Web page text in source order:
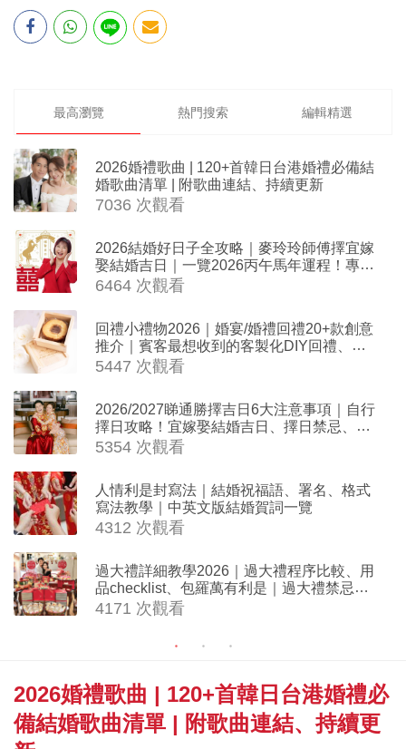
最高瀏覽 熱門搜索 編輯精選
2026婚禮歌曲 | 120+首韓日台港婚禮必備結
婚歌曲清單 | 附歌曲連結、持續更新
7036 次觀看
2026結婚好日子全攻略｜麥玲玲師傅擇宜嫁
娶結婚吉日｜一覽2026丙午馬年運程！專業
擇日結婚+避開沖煞生肖指南
6464 次觀看
回禮小禮物2026｜婚宴/婚禮回禮20+款創意
推介｜賓客最想收到的客製化DIY回禮、姊
妹禮物（持續更新）
5447 次觀看
2026/2027睇通勝擇吉日6大注意事項｜自行
擇日攻略！宜嫁娶結婚吉日、擇日禁忌、相
沖生肖一覽
5354 次觀看
人情利是封寫法｜結婚祝福語、署名、格式
寫法教學｜中英文版結婚賀詞一覽
4312 次觀看
過大禮詳細教學2026｜過大禮程序比較、用
品checklist、包羅萬有利是｜過大禮禁忌及
吉祥說話
4171 次觀看
2026婚禮歌曲 | 120+首韓日台港婚禮必
備結婚歌曲清單 | 附歌曲連結、持續更